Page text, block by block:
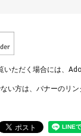
いただく場合には、
い方は、バナーのリ